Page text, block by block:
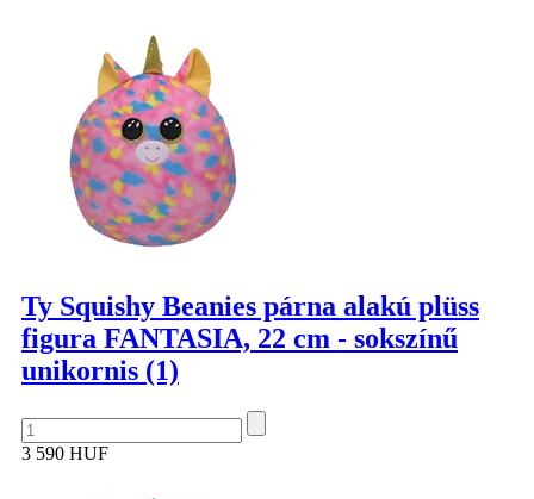
Ty Squishy Beanies párna alakú plüss
figura FANTASIA, 22 cm - sokszínű
unikornis (1)
3 590 HUF